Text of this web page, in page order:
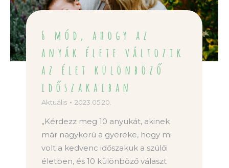
6 mód, ahogy az
anyák élete változik
az élet különböző
időszakaiban
Aktuális 2023.05.20.
„Kérdezz meg 10 anyukát, akinek
már nagykorú a gyereke, hogy mi
volt a kedvenc időszakuk a szülői
életben, és 10 különböző választ